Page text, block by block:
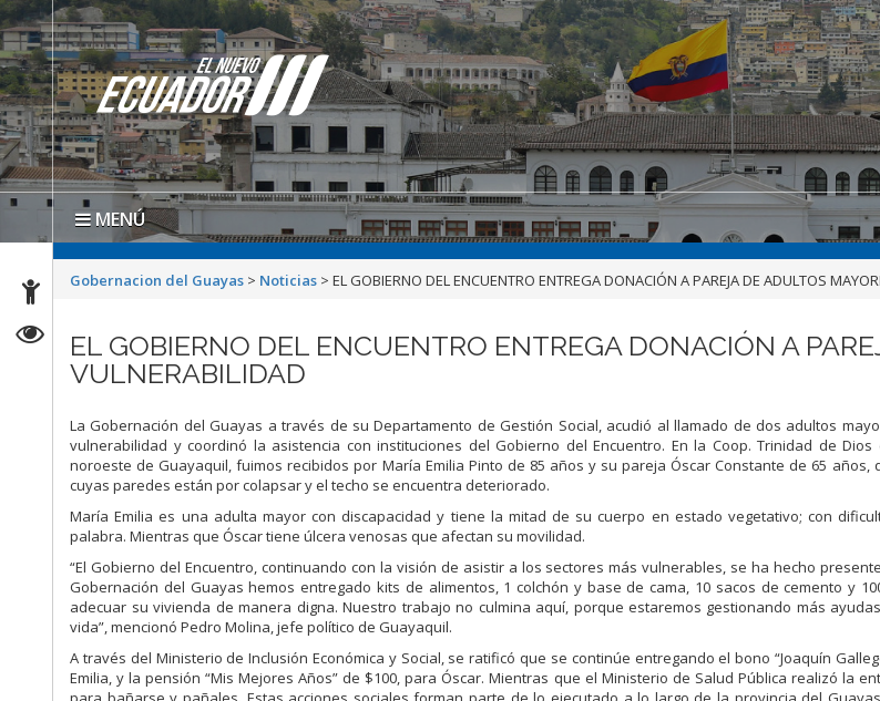
MENÚ
Gobernacion del Guayas > Noticias >EL GOBIERNO DEL ENCUENTRO ENTREGA DONACIÓN A PAREJA DE ADULTOS
EL GOBIERNO DEL ENCUENTRO ENTREGA DONACIÓN A
VULNERABILIDAD
La Gobernación del Guayas a través de su Departamento de Gestión Social, acudió al llamado de dos adultos
vulnerabilidad y coordinó la asistencia con instituciones del Gobierno del Encuentro. En la Coop. Trinidad de Dios
noroeste de Guayaquil, fuimos recibidos por María Emilia Pinto de 85 años y su pareja Óscar Constante de 65
cuyas paredes están por colapsar y el techo se encuentra deteriorado.
María Emilia es una adulta mayor con discapacidad y tiene la mitad de su cuerpo en estado vegetativo; con
palabra. Mientras que Óscar tiene úlcera venosas que afectan su movilidad.
“El Gobierno del Encuentro, continuando con la visión de asistir a los sectores más vulnerables, se ha hecho
Gobernación del Guayas hemos entregado kits de alimentos, 1 colchón y base de cama, 10 sacos de cemento y
adecuar su vivienda de manera digna. Nuestro trabajo no culmina aquí, porque estaremos gestionando más
vida”, mencionó Pedro Molina, jefe político de Guayaquil.
A través del Ministerio de Inclusión Económica y Social, se ratificó que se continúe entregando el bono “Joaquín
Emilia, y la pensión “Mis Mejores Años” de $100, para Óscar. Mientras que el Ministerio de Salud Pública realizó la